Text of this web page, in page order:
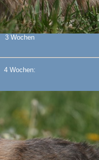
3 Wochen
4 Wochen: